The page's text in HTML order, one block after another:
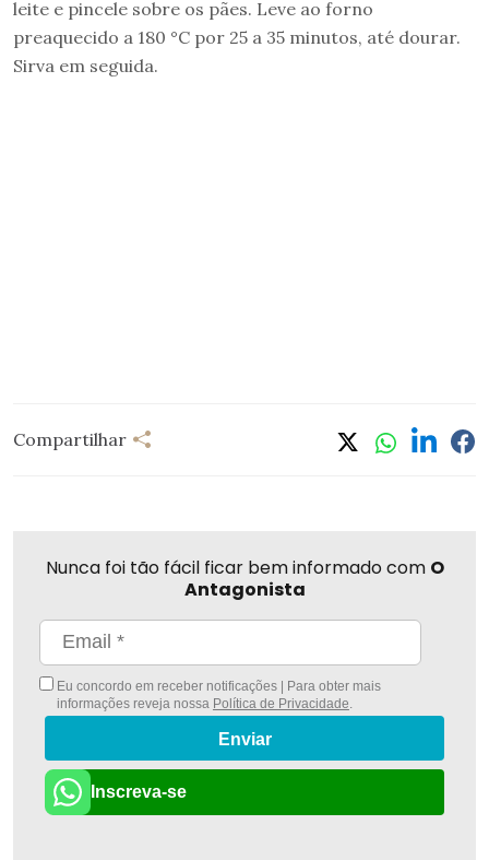
leite e pincele sobre os pães. Leve ao forno
preaquecido a 180 °C por 25 a 35 minutos, até dourar.
Sirva em seguida.
Compartilhar
Nunca foi tão fácil ficar bem informado com O
Antagonista
Eu concordo em receber notificações | Para obter mais
informações reveja nossa Política de Privacidade
Enviar
Inscreva-se